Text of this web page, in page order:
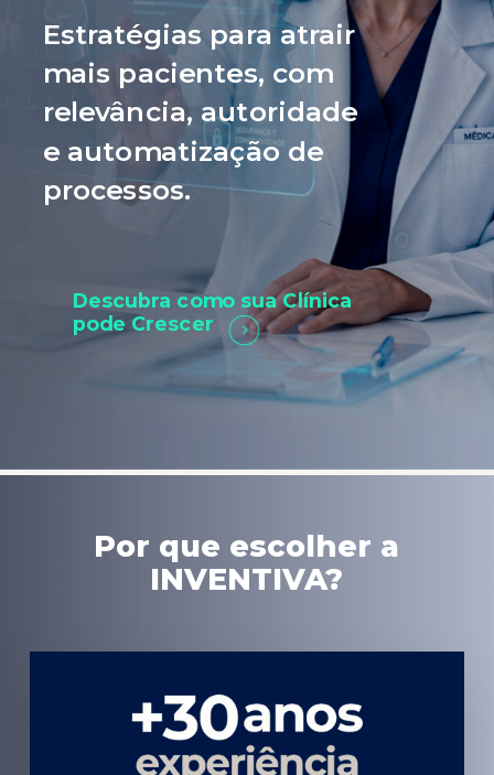
Estratégias para atrair
mais pacientes, com
relevância, autoridade
e automatização de
processos.
Descubra como sua Clínica
pode Crescer
Por que escolher a
INVENTIVA?
Experiência
em Marketing
Médico